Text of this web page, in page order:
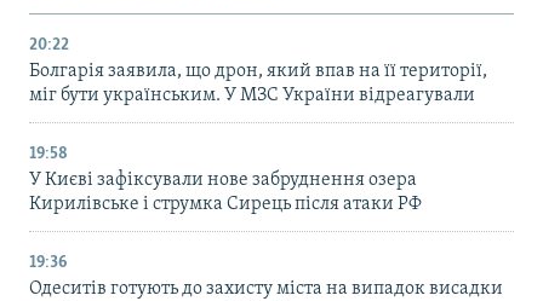
20:22
Болгарія заявила, що дрон, який впав на її території,
міг бути українським. У МЗС України відреагували
19:58
У Києві зафіксували нове забруднення озера
Кирилівське і струмка Сирець після атаки РФ
19:36
Одеситів готують до захисту міста на випадок висадки